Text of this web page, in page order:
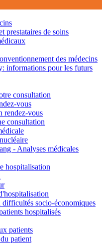
prestataires de soins
des médecins
informations pour les futurs
consultation
vous
rendez-vous
consultation
- Analyses médicales
hospitalisation
difficultés socio-économiques
hospitalisés
patients
patient